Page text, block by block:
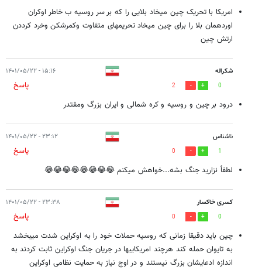
امریکا با تحریک چین میخاد بلایی را که بر سر روسیه ب خاطر اوکران
اوردهمان بلا را برای چین میخاد تحریمهای متفاوت وکمرشکن وخرد کرددن
ارتش چین
شکراله ۱۵:۱۶ - ۱۴۰۱/۰۵/۲۲
0
2
پاسخ
درود بر چین و روسیه و کره شمالی و ایران بزرگ ومقتدر
ناشناس ۲۳:۱۲ - ۱۴۰۱/۰۵/۲۲
1
0
پاسخ
لطفاً نزارید جنگ بشه...خواهش میکنم 😂😂😂😂😂😂😂😂
کسری خاکسار ۲۳:۳۸ - ۱۴۰۱/۰۵/۲۲
0
0
پاسخ
چین باید دقیقا زمانی که روسیه حملات خود را به اوکراین شدت میبخشد
به تایوان حمله کند هرچند امریکاییها در جریان جنگ اوکراین ثابت کردند به
اندازه ادعایشان بزرگ نیستند و در اوج نیاز به حمایت نظامی اوکراین